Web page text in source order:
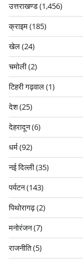
उत्तराखण्ड(1,456)
क्राइम(185)
खेल(24)
चमोली(2)
टिहरी गढ़वाल(1)
देश(25)
देहरादून(6)
धर्म(92)
नई दिल्ली(35)
पर्यटन(143)
पिथोरागढ़(2)
मनोरंजन(7)
राजनीति(5)